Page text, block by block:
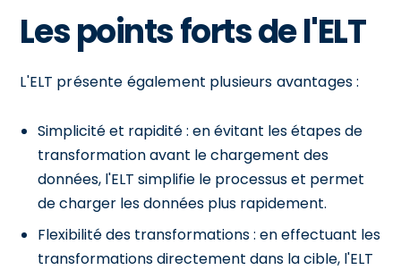
Les points forts de l'ELT
L'ELT présente également plusieurs avantages :
Simplicité et rapidité : en évitant les étapes de
transformation avant le chargement des
données, l'ELT simplifie le processus et permet
de charger les données plus rapidement.
Flexibilité des transformations : en effectuant les
transformations directement dans la cible, l'ELT